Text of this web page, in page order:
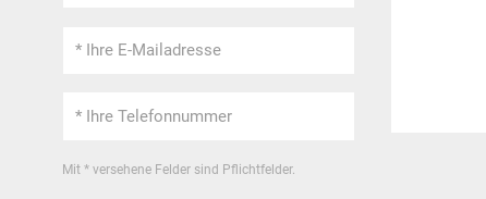
Mit * versehene Felder sind Pflichtfelder.